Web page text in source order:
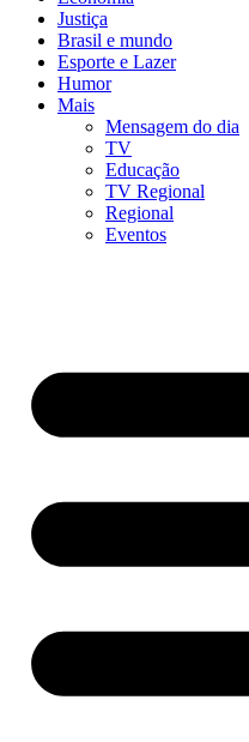
Justiça
Brasil e mundo
Esporte e Lazer
Humor
Mais
Mensagem do dia
TV
Educação
TV Regional
Regional
Eventos